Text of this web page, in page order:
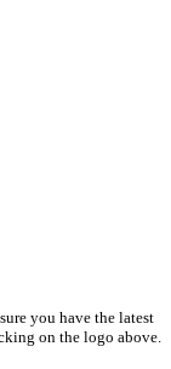
you have the latest
on the logo above.